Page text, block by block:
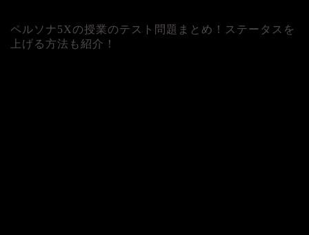
ペルソナ5Xの授業のテスト問題まとめ！ステータスを
上げる方法も紹介！